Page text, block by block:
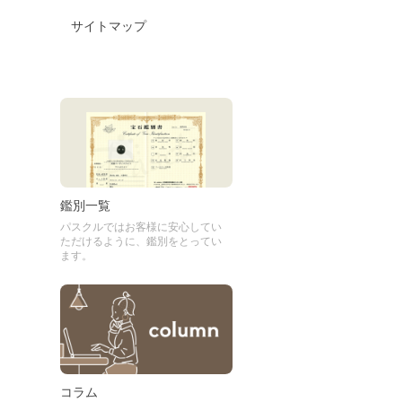
サイトマップ
鑑別一覧
パスクルではお客様に安心してい
ただけるように、鑑別をとってい
ます。
コラム